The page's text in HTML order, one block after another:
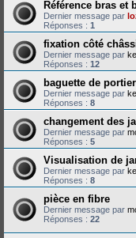
Référence bras et
Dernier message par
Réponses : 1
fixation côté
Dernier message par
Réponses : 12
baguette de
Dernier message par
Réponses : 8
changement des
Dernier message par
Réponses : 5
Visualisation de
Dernier message par
Réponses : 8
pièce en fibre
Dernier message par
Réponses : 22